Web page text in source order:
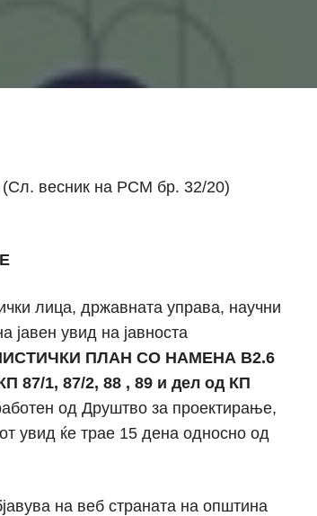
(Сл. весник на РСМ бр. 32/20)
лица, државната управа, научни
јавен увид на јавноста
ПЛАН СО НАМЕНА В2.6
1, 87/2, 88 , 89 и дел од КП
од Друштво за проектирање,
увид ќе трае 15 дена односно од
на веб страната на општина